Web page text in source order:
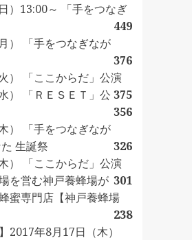
）13:00～ 「手をつなぎ
449
） 「手をつなぎなが
376
） 「ここからだ」公演
375
） 「ＲＥＳＥＴ」公
356
） 「手をつなぎなが
生誕祭
326
） 「ここからだ」公演
301
を営む神戸養蜂場が
蜜専門店【神戸養蜂場
238
2017年8月17日（木）